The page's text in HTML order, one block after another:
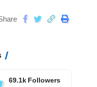
69.1k Followers